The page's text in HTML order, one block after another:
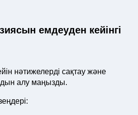
емдеуден кейінгі
нәтижелерді сақтау және
алу маңызды.